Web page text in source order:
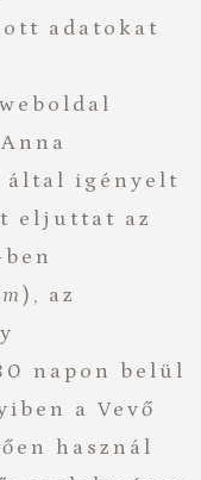
adatokat
által igényelt
eljuttat az
), az
napon belül
a Vevő
használ